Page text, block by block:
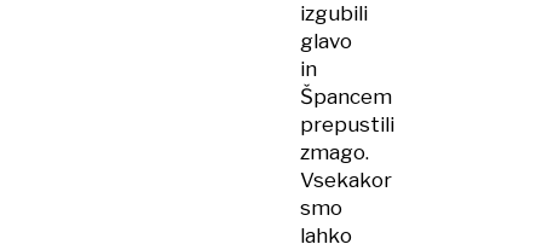
izgubili
glavo
in
Špancem
prepustili
zmago.
Vsekakor
smo
lahko